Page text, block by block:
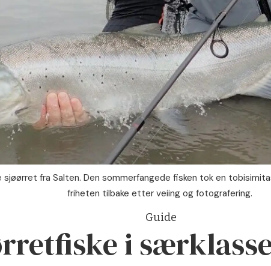
fra Salten. Den sommerfangede fisken tok en
friheten tilbake etter veiing og fotografering.
Guide
i